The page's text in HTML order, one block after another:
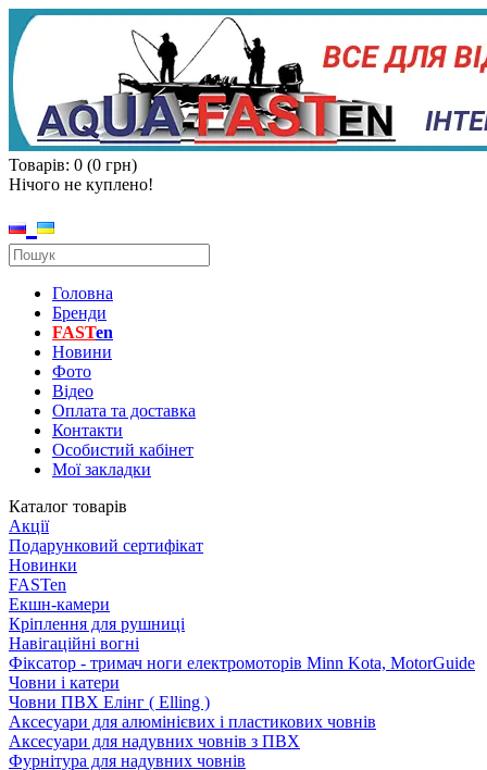
Товарів: 0 (0 грн)
Нічого не куплено!
Головна
Бренди
FASTen
Новини
Фото
Відео
Оплата та доставка
Контакти
Особистий кабінет
Мої закладки
Каталог товарів
Акції
Подарунковий сертифікат
Новинки
FASTen
Екшн-камери
Кріплення для рушниці
Навігаційні вогні
Фіксатор - тримач ноги електромоторів Minn Kota, MotorGuide
Човни і катери
Човни ПВХ Елінг ( Elling )
Аксесуари для алюмінієвих і пластикових човнів
Аксесуари для надувних човнів з ПВХ
Фурнітура для надувних човнів